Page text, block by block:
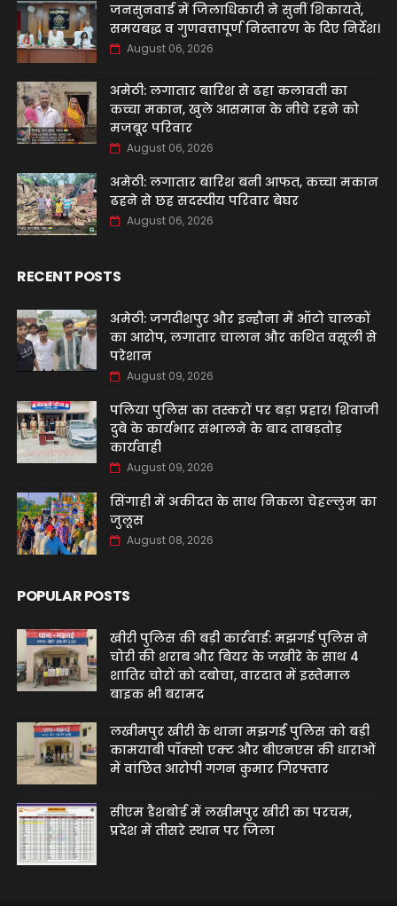
जनसुनवाई में जिलाधिकारी ने सुनीं शिकायतें,
समयबद्ध व गुणवत्तापूर्ण निस्तारण के दिए निर्देश।
August 06, 2026
अमेठी: लगातार बारिश से ढहा कलावती का
कच्चा मकान, खुले आसमान के नीचे रहने को
मजबूर परिवार
August 06, 2026
अमेठी: लगातार बारिश बनी आफत, कच्चा मकान
ढहने से छह सदस्यीय परिवार बेघर
August 06, 2026
RECENT POSTS
अमेठी: जगदीशपुर और इन्हौना में ऑटो चालकों
का आरोप, लगातार चालान और कथित वसूली से
परेशान
August 09, 2026
पलिया पुलिस का तस्करों पर बड़ा प्रहार! शिवाजी
दुबे के कार्यभार संभालने के बाद ताबड़तोड़
कार्यवाही
August 09, 2026
सिंगाही में अकीदत के साथ निकला चेहल्लुम का
जुलूस
August 08, 2026
POPULAR POSTS
खीरी पुलिस की बड़ी कार्रवाई: मझगई पुलिस ने
चोरी की शराब और बियर के जखीरे के साथ 4
शातिर चोरों को दबोचा, वारदात में इस्तेमाल
बाइक भी बरामद
लखीमपुर खीरी के थाना मझगई पुलिस को बड़ी
कामयाबी पॉक्सो एक्ट और बीएनएस की धाराओं
में वांछित आरोपी गगन कुमार गिरफ्तार
सीएम डैशबोर्ड में लखीमपुर खीरी का परचम,
प्रदेश में तीसरे स्थान पर जिला